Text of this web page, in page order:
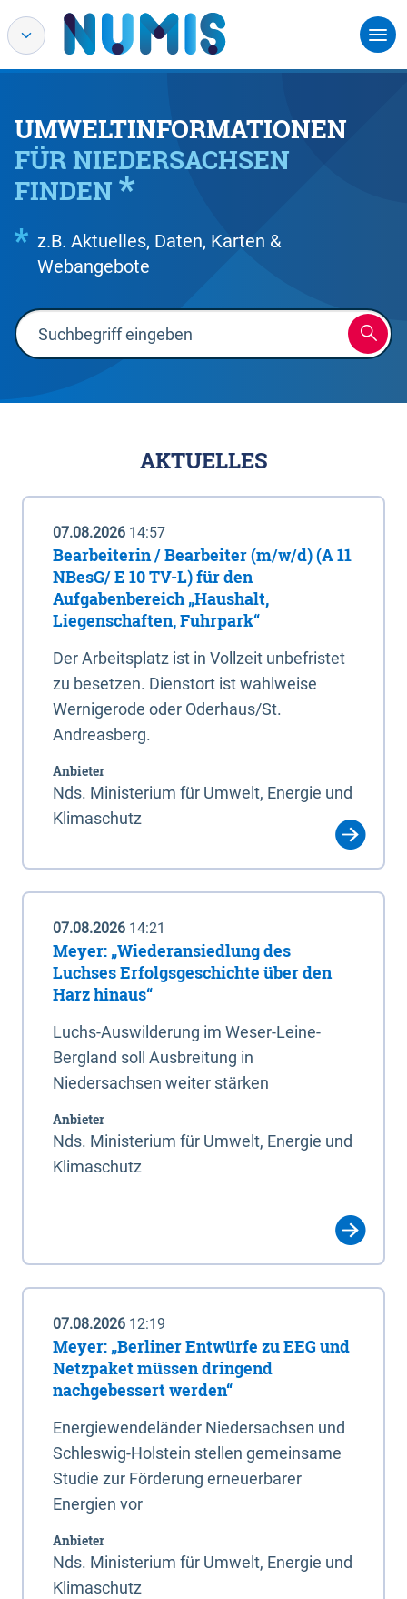
UMWELTINFORMATIONEN
FÜR NIEDERSACHSEN
FINDEN
z.B. Aktuelles, Daten, Karten &
Webangebote
AKTUELLES
07.08.2026 14:57
Bearbeiterin / Bearbeiter (m/w/d) (A 11
NBesG/ E 10 TV-L) für den
Aufgabenbereich „Haushalt,
Liegenschaften, Fuhrpark“
Der Arbeitsplatz ist in Vollzeit unbefristet
zu besetzen. Dienstort ist wahlweise
Wernigerode oder Oderhaus/St.
Andreasberg.
Anbieter
Nds. Ministerium für Umwelt, Energie und
Klimaschutz
07.08.2026 14:21
Meyer: „Wiederansiedlung des
Luchses Erfolgsgeschichte über den
Harz hinaus“
Luchs-Auswilderung im Weser-Leine-
Bergland soll Ausbreitung in
Niedersachsen weiter stärken
Anbieter
Nds. Ministerium für Umwelt, Energie und
Klimaschutz
07.08.2026 12:19
Meyer: „Berliner Entwürfe zu EEG und
Netzpaket müssen dringend
nachgebessert werden“
Energiewendeländer Niedersachsen und
Schleswig-Holstein stellen gemeinsame
Studie zur Förderung erneuerbarer
Energien vor
Anbieter
Nds. Ministerium für Umwelt, Energie und
Klimaschutz